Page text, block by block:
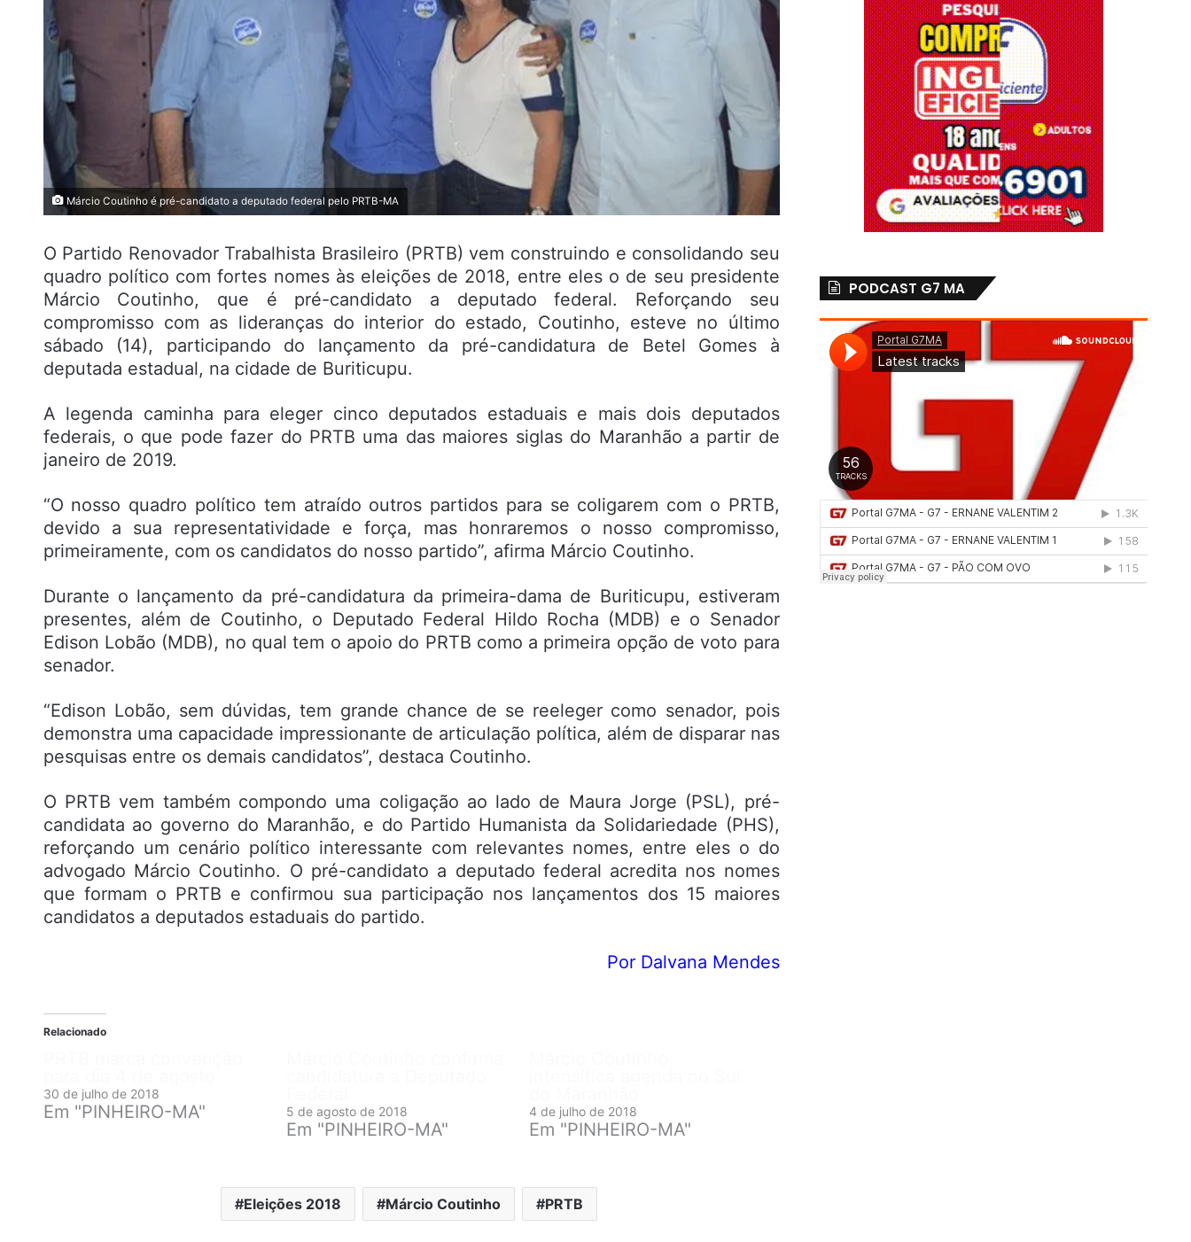
Márcio Coutinho é pré-candidato a deputado federal pelo PRTB-MA
O Partido Renovador Trabalhista Brasileiro (PRTB) vem construindo e consolidando seu
quadro político com fortes nomes às eleições de 2018, entre eles o de seu presidente
Márcio Coutinho, que é pré-candidato a deputado federal. Reforçando seu
compromisso com as lideranças do interior do estado, Coutinho, esteve no último
sábado (14), participando do lançamento da pré-candidatura de Betel Gomes à
deputada estadual, na cidade de Buriticupu.
A legenda caminha para eleger cinco deputados estaduais e mais dois deputados
federais, o que pode fazer do PRTB uma das maiores siglas do Maranhão a partir de
janeiro de 2019.
“O nosso quadro político tem atraído outros partidos para se coligarem com o PRTB,
devido a sua representatividade e força, mas honraremos o nosso compromisso,
primeiramente, com os candidatos do nosso partido”, afirma Márcio Coutinho.
Durante o lançamento da pré-candidatura da primeira-dama de Buriticupu, estiveram
presentes, além de Coutinho, o Deputado Federal Hildo Rocha (MDB) e o Senador
Edison Lobão (MDB), no qual tem o apoio do PRTB como a primeira opção de voto para
senador.
“Edison Lobão, sem dúvidas, tem grande chance de se reeleger como senador, pois
demonstra uma capacidade impressionante de articulação política, além de disparar nas
pesquisas entre os demais candidatos”, destaca Coutinho.
O PRTB vem também compondo uma coligação ao lado de Maura Jorge (PSL), pré-
candidata ao governo do Maranhão, e do Partido Humanista da Solidariedade (PHS),
reforçando um cenário político interessante com relevantes nomes, entre eles o do
advogado Márcio Coutinho. O pré-candidato a deputado federal acredita nos nomes
que formam o PRTB e confirmou sua participação nos lançamentos dos 15 maiores
candidatos a deputados estaduais do partido.
Por Dalvana Mendes
Relacionado
30 de julho de 2018
Em "PINHEIRO-MA" 5 de agosto de 2018
Em "PINHEIRO-MA"
4 de julho de 2018
Em "PINHEIRO-MA"
Eleições 2018 Márcio Coutinho PRTB
PODCAST G7 MA